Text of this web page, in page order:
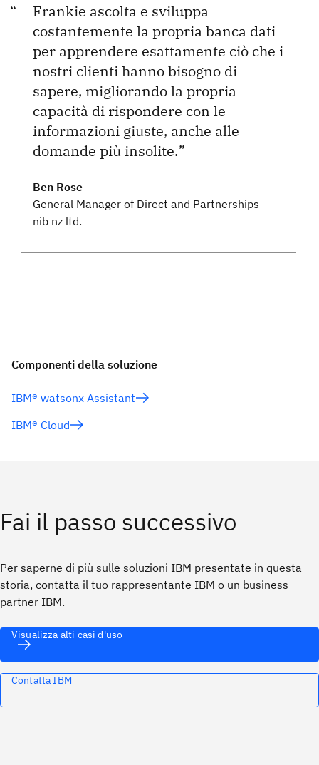
Frankie ascolta e sviluppa
costantemente la propria banca dati
per apprendere esattamente ciò che i
nostri clienti hanno bisogno di
sapere, migliorando la propria
capacità di rispondere con le
informazioni giuste, anche alle
domande più insolite.
Ben Rose
General Manager of Direct and Partnerships
nib nz ltd.
Componenti della soluzione
IBM® watsonx Assistant
IBM® Cloud
Fai il passo successivo
Per saperne di più sulle soluzioni IBM presentate in questa
storia, contatta il tuo rappresentante IBM o un business
partner IBM.
Visualizza alti casi d'uso
Contatta IBM